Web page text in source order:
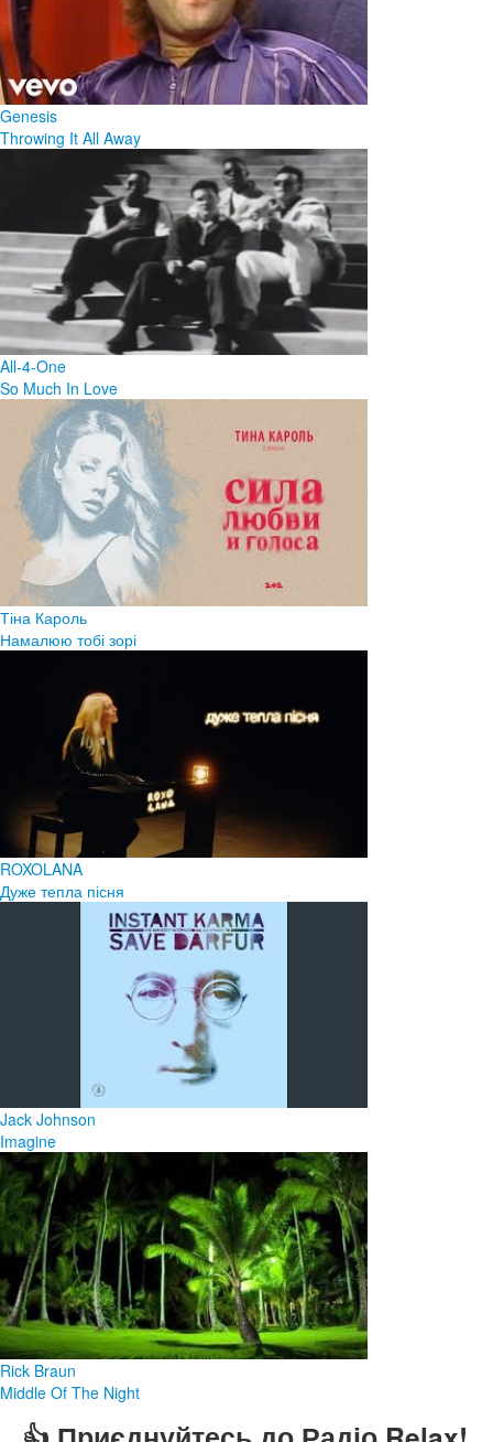
Genesis
Throwing It All Away
All-4-One
So Much In Love
Тіна Кароль
Намалюю тобі зорі
ROXOLANA
Дуже тепла пісня
Jack Johnson
Imagine
Rick Braun
Middle Of The Night